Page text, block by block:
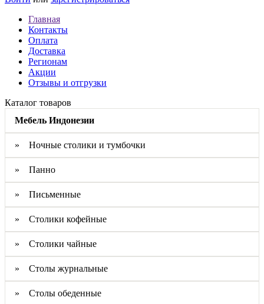
Главная
Контакты
Оплата
Доставка
Регионам
Акции
Отзывы и отгрузки
Каталог товаров
Мебель Индонезии
» Ночные столики и тумбочки
» Панно
» Письменные
» Столики кофейные
» Столики чайные
» Столы журнальные
» Столы обеденные